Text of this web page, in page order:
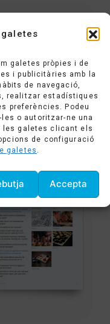
galetes pròpies i de
i publicitàries amb la
de navegació,
realitzar estadístiques
preferències. Podeu
o autoritzar-ne una
les galetes clicant els
de configuració
galetes
Accepta